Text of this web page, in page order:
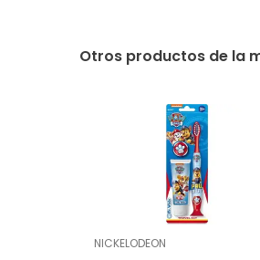
Otros productos de la
NICKELODEON